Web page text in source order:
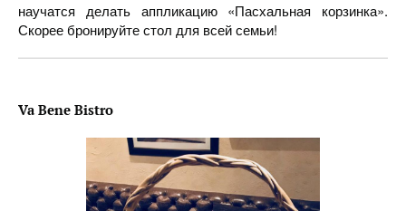
научатся делать аппликацию «Пасхальная корзинка».
Скорее бронируйте стол для всей семьи!
Va Bene Bistro